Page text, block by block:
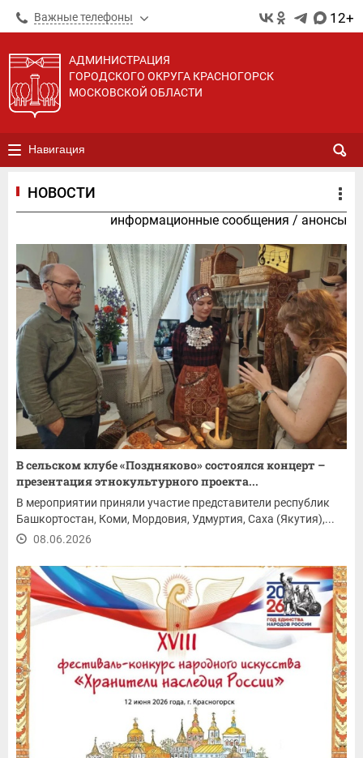
Важные телефоны 12+
АДМИНИСТРАЦИЯ
ГОРОДСКОГО ОКРУГА КРАСНОГОРСК
МОСКОВСКОЙ ОБЛАСТИ
Навигация
НОВОСТИ
информационные сообщения / анонсы
В сельском клубе «Поздняково» состоялся концерт –
презентация этнокультурного проекта...
В мероприятии приняли участие представители республик
Башкортостан, Коми, Мордовия, Удмуртия, Саха (Якутия),...
08.06.2026